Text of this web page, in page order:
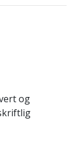
og